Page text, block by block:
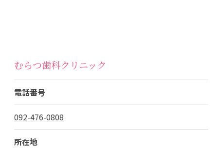
むらつ歯科クリニック
電話番号
092-476-0808
所在地